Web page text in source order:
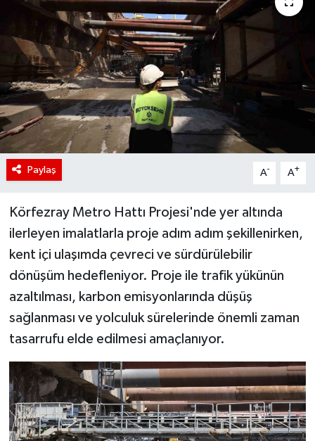
Paylaş A- A+
Körfezray Metro Hattı Projesi'nde yer altında
ilerleyen imalatlarla proje adım adım şekillenirken,
kent içi ulaşımda çevreci ve sürdürülebilir
dönüşüm hedefleniyor. Proje ile trafik yükünün
azaltılması, karbon emisyonlarında düşüş
sağlanması ve yolculuk sürelerinde önemli zaman
tasarrufu elde edilmesi amaçlanıyor.